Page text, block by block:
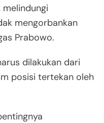
mengorbankan
Prabowo.
dilakukan dari
posisi tertekan oleh